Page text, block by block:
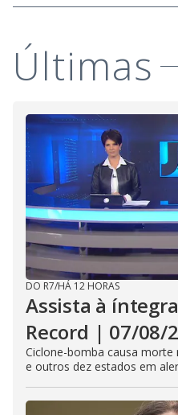
Últimas
DO R7/HÁ 12 HORAS
Assista à
Record | 07/08/
Ciclone-bomba causa morte
e outros dez estados em